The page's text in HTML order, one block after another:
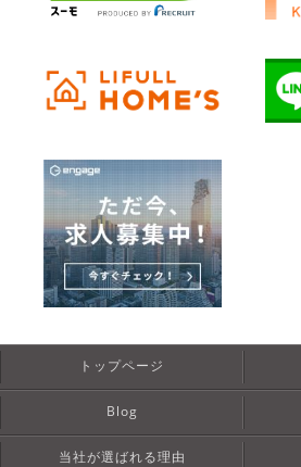
トップページ
Blog
当社が選ばれる理由